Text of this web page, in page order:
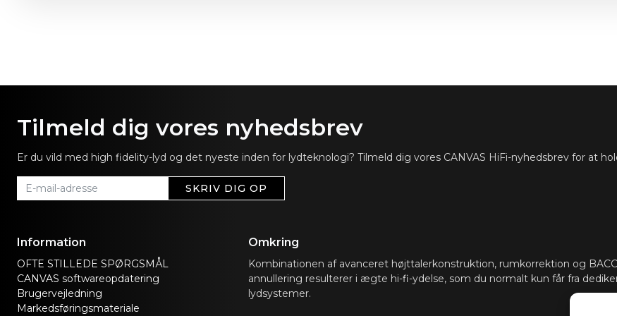
Tilmeld dig vores nyhedsbrev
Er du vild med high fidelity-lyd og det nyeste inden for lydteknologi? Tilmeld dig vores CANVAS HiFi-nyhedsbrev for at
SKRIV DIG OP
Information
OFTE STILLEDE SPØRGSMÅL
CANVAS softwareopdatering
Brugervejledning
Markedsføringsmateriale
Omkring
Kombinationen af avanceret højttalerkonstruktion, rumkorrektion og
annullering resulterer i ægte hi-fi-ydelse, som du normalt kun får fra
lydsystemer.